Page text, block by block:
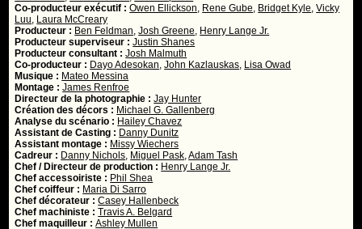
Co-producteur exécutif :Owen Ellickson, Rene Gube, Bridget Kyle,Vicky
Luu, Laura McCreary
Producteur : Ben Feldman,Josh Greene, Henry Lange Jr.
Producteur superviseur :Justin Shanes
Producteur consultant :Josh Malmuth
Co-producteur : Dayo Adesokan,John Kazlauskas, Lisa Owad
Musique : Mateo Messina
Montage :James Renfroe
Directeur de la photographie :Jay Hunter
Création des décors : Michael G. Gallenberg
Analyse du scénario : Hailey Chavez
Assistant de Casting : Danny Dunitz
Assistant montage : Missy Wiechers
Cadreur : Danny Nichols, Miguel Pask,Adam Tash
Chef / Directeur de production : Henry Lange Jr.
Chef accessoiriste : Phil Shea
Chef coiffeur : Maria Di Sarro
Chef décorateur :Casey Hallenbeck
Chef machiniste :Travis A. Belgard
Chef maquilleur :Ashley Mullen